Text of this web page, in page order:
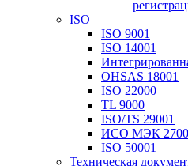
ISO
ISO 9001
ISO 14001
OHSAS 18001
ISO 22000
TL 9000
ISO/TS 29001
ИСО МЭК
ISO 50001
Техническая